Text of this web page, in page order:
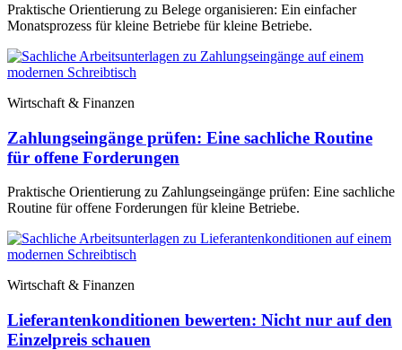
Praktische Orientierung zu Belege organisieren: Ein einfacher
Monatsprozess für kleine Betriebe für kleine Betriebe.
Wirtschaft & Finanzen
Zahlungseingänge prüfen: Eine sachliche Routine
für offene Forderungen
Praktische Orientierung zu Zahlungseingänge prüfen: Eine sachliche
Routine für offene Forderungen für kleine Betriebe.
Wirtschaft & Finanzen
Lieferantenkonditionen bewerten: Nicht nur auf den
Einzelpreis schauen